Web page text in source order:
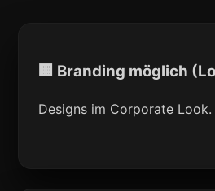
🏢 Branding möglich
Designs im Corporate Look.